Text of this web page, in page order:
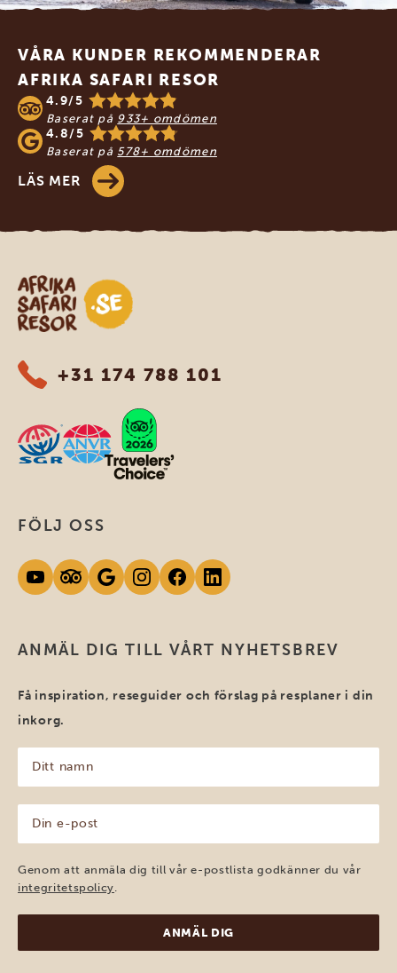
Footer
VÅRA KUNDER REKOMMENDERAR
AFRIKA SAFARI RESOR
4.9/5
Baserat på 933+ omdömen
4.8/5
Baserat på 578+ omdömen
LÄS MER
Safari-resor i Afrika
+31 174 788 101
ANMÄL DIG TILL VÅRT NYHETSBREV
Få inspiration, reseguider och förslag på resplaner i din
inkorg.
namn
(Obligatoriskt)
post
(Obligatoriskt)
Genom att anmäla dig till vår e-postlista godkänner du vår
integritetspolicy
FÖLJ OSS